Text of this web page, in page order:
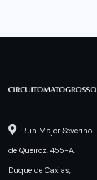
Rua Major Severino
de Queiroz, 455-A,
Duque de Caxias,